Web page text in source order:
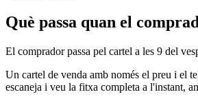
Què passa quan el
El comprador passa pel cartel a les 9 del
Un cartel de venda amb només el preu i el
escaneja i veu la fitxa completa a l'instant,